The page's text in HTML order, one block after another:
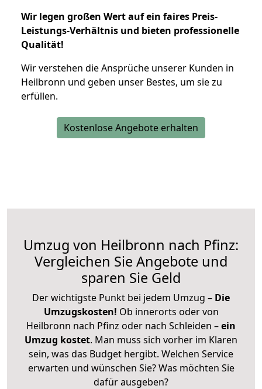
Wir legen großen Wert auf ein faires Preis-
Leistungs-Verhältnis und bieten professionelle
Qualität!
Wir verstehen die Ansprüche unserer Kunden in
Heilbronn und geben unser Bestes, um sie zu
erfüllen.
Kostenlose Angebote erhalten
Umzug von Heilbronn nach Pfinz:
Vergleichen Sie Angebote und
sparen Sie Geld
Der wichtigste Punkt bei jedem Umzug – Die
Umzugskosten! Ob innerorts oder von
Heilbronn nach Pfinz oder nach Schleiden –ein
Umzug kostet. Man muss sich vorher im Klaren
sein, was das Budget hergibt. Welchen Service
erwarten und wünschen Sie? Was möchten Sie
dafür ausgeben?